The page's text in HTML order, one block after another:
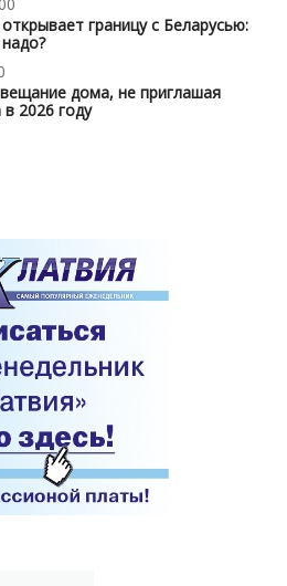
границу с Беларусью:
дома, не приглашая
2026 году